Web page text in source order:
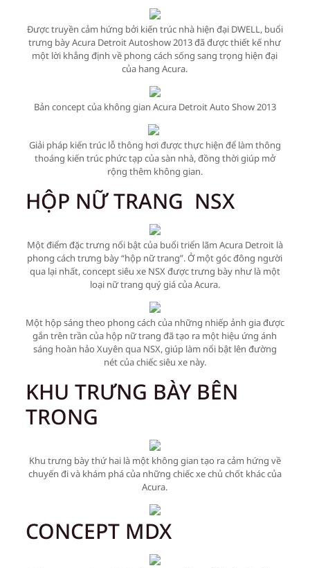
Được truyền cảm hứng bởi kiến trúc nhà hiện đại DWELL, buổi
trưng bày Acura Detroit Autoshow 2013 đã được thiết kế như
một lời khẳng định về phong cách sống sang trọng hiện đại
của hang Acura.
Bản concept của không gian Acura Detroit Auto Show 2013
Giải pháp kiến trúc lỗ thông hơi được thực hiện để làm thông
thoáng kiến trúc phức tạp của sàn nhà, đồng thời giúp mở
rộng thêm không gian.
HỘP NỮ TRANG NSX
Một điểm đặc trưng nổi bật của buổi triển lãm Acura Detroit là
phong cách trưng bày “hộp nữ trang”. Ở một góc đông người
qua lại nhất, concept siêu xe NSX được trưng bày như là một
loại nữ trang quý giá của Acura.
Một hộp sáng theo phong cách của những nhiếp ảnh gia được
gắn trên trần của hộp nữ trang đã tạo ra một hiệu ứng ánh
sáng hoàn hảo Xuyên qua NSX, giúp làm nổi bật lên đường
nét của chiếc siêu xe này.
KHU TRƯNG BÀY BÊN
TRONG
Khu trưng bày thứ hai là một không gian tạo ra cảm hứng về
chuyến đi và khám phá của những chiếc xe chủ chốt khác của
Acura.
CONCEPT MDX